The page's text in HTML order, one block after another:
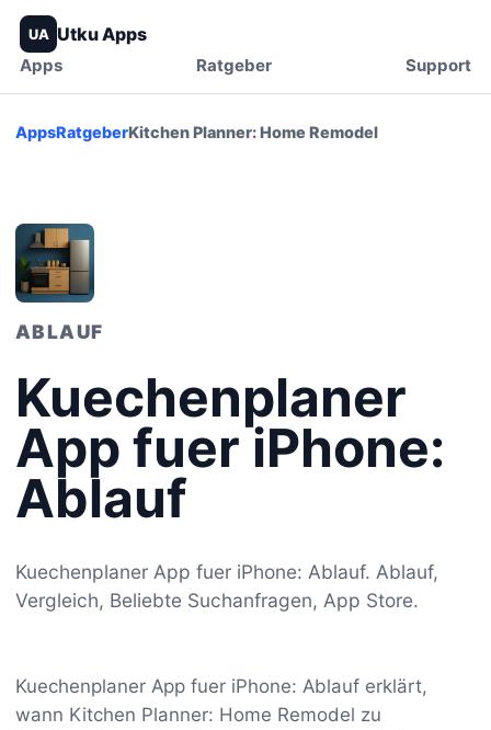
UA Utku Apps
Apps Ratgeber Support
AppsRatgeberKitchen Planner: Home Remodel
ABLAUF
Kuechenplaner
App fuer iPhone:
Ablauf
Kuechenplaner App fuer iPhone: Ablauf. Ablauf,
Vergleich, Beliebte Suchanfragen, App Store.
Kuechenplaner App fuer iPhone: Ablauf erklärt,
wann Kitchen Planner: Home Remodel zu